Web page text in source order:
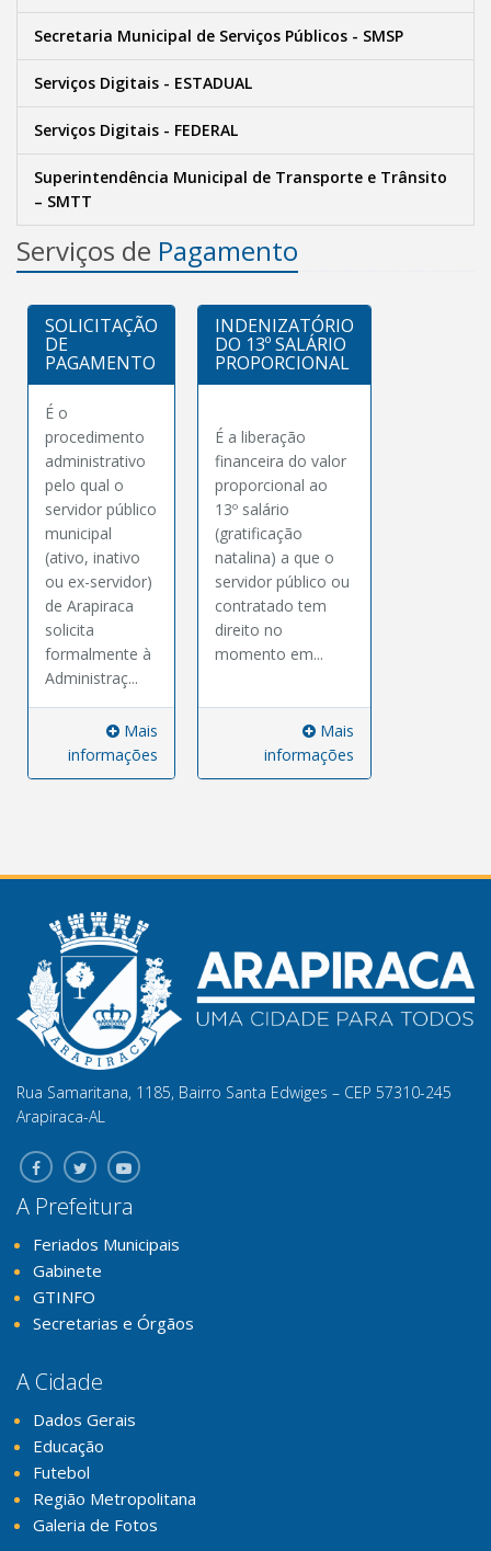
Secretaria Municipal de Serviços Públicos - SMSP
Serviços Digitais - ESTADUAL
Serviços Digitais - FEDERAL
Superintendência Municipal de Transporte e Trânsito
– SMTT
Serviços de Pagamento
SOLICITAÇÃO
DE
PAGAMENTO
É o
procedimento
administrativo
pelo qual o
servidor público
municipal
(ativo, inativo
ou ex-servidor)
de Arapiraca
solicita
formalmente à
Administraç...
Mais
informações
INDENIZATÓRIO
DO 13º SALÁRIO
PROPORCIONAL
É a liberação
financeira do valor
proporcional ao
13º salário
(gratificação
natalina) a que o
servidor público ou
contratado tem
direito no
momento em...
Mais
informações
Rua Samaritana, 1185, Bairro Santa Edwiges – CEP 57310-245
Arapiraca-AL
A Prefeitura
Feriados Municipais
Gabinete
GTINFO
Secretarias e Órgãos
A Cidade
Dados Gerais
Educação
Futebol
Região Metropolitana
Galeria de Fotos